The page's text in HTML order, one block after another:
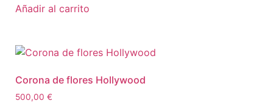
Añadir al carrito
Corona de flores Hollywood
500,00 €